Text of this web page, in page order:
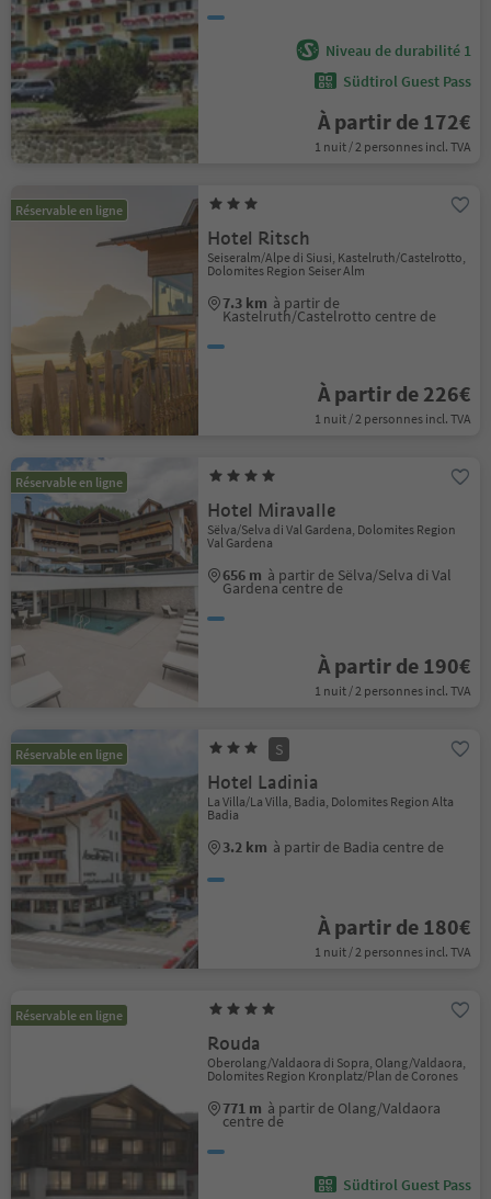
Niveau de durabilité 1
Südtirol Guest Pass
À partir de 172€
1 nuit / 2 personnes incl. TVA
Réservable en ligne
Hotel Ritsch
Seiseralm/Alpe di Siusi, Kastelruth/Castelrotto,
Dolomites Region Seiser Alm
7.3 km à partir de
Kastelruth/Castelrotto centre de
À partir de 226€
1 nuit / 2 personnes incl. TVA
Réservable en ligne
Hotel Miravalle
Sëlva/Selva di Val Gardena, Dolomites Region
Val Gardena
656 m à partir de Sëlva/Selva di Val
Gardena centre de
À partir de 190€
1 nuit / 2 personnes incl. TVA
Réservable en ligne S
Hotel Ladinia
La Villa/La Villa, Badia, Dolomites Region Alta
Badia
3.2 km à partir de Badia centre de
À partir de 180€
1 nuit / 2 personnes incl. TVA
Réservable en ligne
Rouda
Oberolang/Valdaora di Sopra, Olang/Valdaora,
Dolomites Region Kronplatz/Plan de Corones
771 m à partir de Olang/Valdaora
centre de
Südtirol Guest Pass